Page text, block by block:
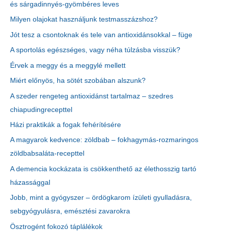
és sárgadinnyés-gyömbéres leves
Milyen olajokat használjunk testmasszázshoz?
Jót tesz a csontoknak és tele van antioxidánsokkal – füge
A sportolás egészséges, vagy néha túlzásba visszük?
Érvek a meggy és a meggylé mellett
Miért előnyös, ha sötét szobában alszunk?
A szeder rengeteg antioxidánst tartalmaz – szedres
chiapudingrecepttel
Házi praktikák a fogak fehérítésére
A magyarok kedvence: zöldbab – fokhagymás-rozmaringos
zöldbabsaláta-recepttel
A demencia kockázata is csökkenthető az élethosszig tartó
házassággal
Jobb, mint a gyógyszer – ördögkarom ízületi gyulladásra,
sebgyógyulásra, emésztési zavarokra
Ösztrogént fokozó táplálékok